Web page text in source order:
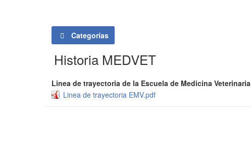
Categorías
Historia MEDVET
Linea de trayectoria de la Escuela de Medicina
Linea de trayectoria EMV.pdf